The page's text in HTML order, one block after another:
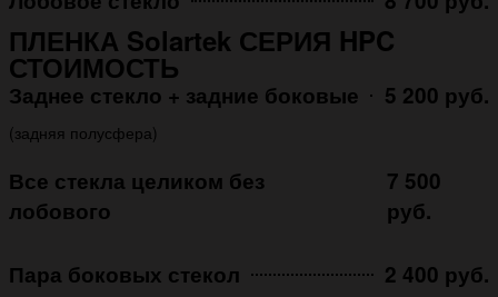
ПЛЕНКА Solartek СЕРИЯ HPC
СТОИМОСТЬ
Заднее стекло + задние боковые 5 200 руб.
(задняя полусфера)
Все стекла целиком без
лобового
7 500
руб.
Пара боковых стекол 2 400 руб.